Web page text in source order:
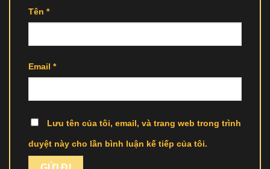
Tên *
Email *
Lưu tên của tôi, email, và trang web trong trình
duyệt này cho lần bình luận kế tiếp của tôi.